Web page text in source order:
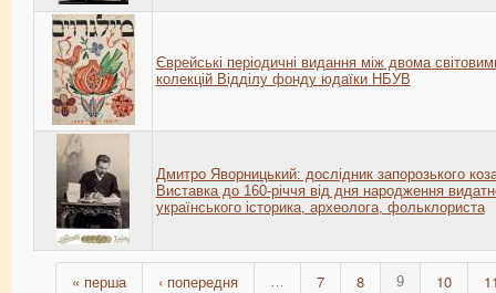
Єврейські періодичні видання між двома
колекцій Відділу фонду юдаїки НБУВ
Дмитро Яворницький: дослідник запорозького
Виставка до 160-річчя від дня народження
українського історика, археолога, фольклориста
« перша ‹ попередня 7 8 9 10